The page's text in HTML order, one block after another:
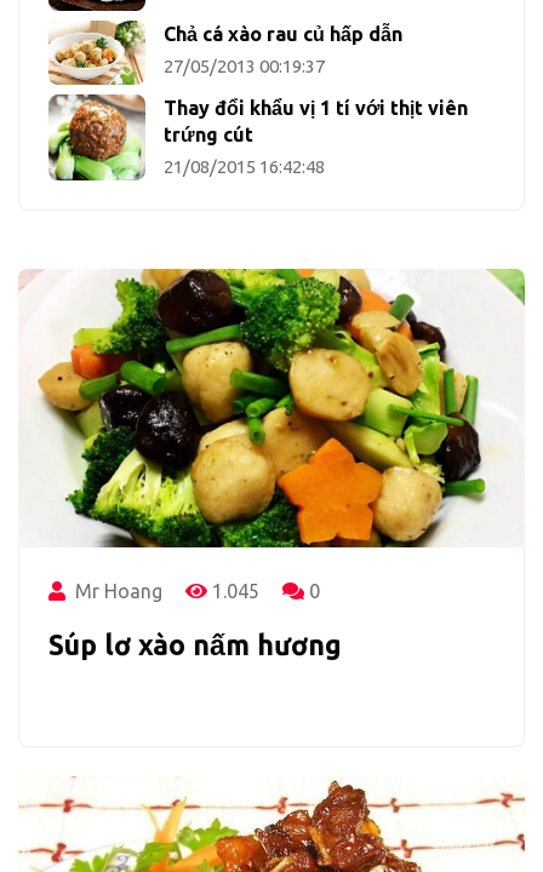
Chả cá xào rau củ hấp dẫn
27/05/2013 00:19:37
Thay đổi khẩu vị 1 tí với thịt viên
trứng cút
21/08/2015 16:42:48
Mr Hoang 1.045 0
Súp lơ xào nấm hương